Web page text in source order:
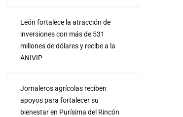
León fortalece la atracción de
inversiones con más de 531
millones de dólares y recibe a la
ANIVIP
Jornaleros agrícolas reciben
apoyos para fortalecer su
bienestar en Purísima del Rincón